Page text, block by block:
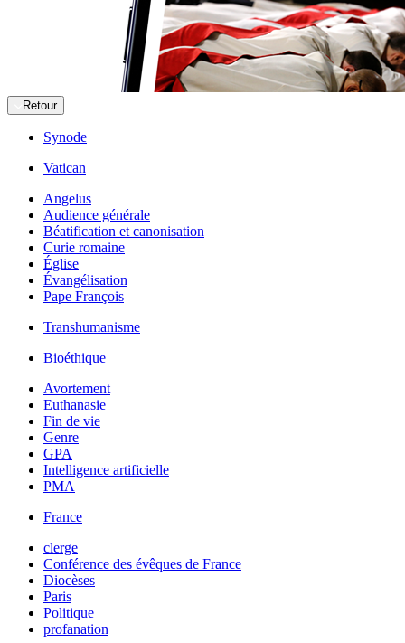
Retour
Synode
Vatican
Angelus
Audience générale
Béatification et canonisation
Curie romaine
Église
Évangélisation
Pape François
Transhumanisme
Bioéthique
Avortement
Euthanasie
Fin de vie
Genre
GPA
Intelligence artificielle
PMA
France
clerge
Conférence des évêques de France
Diocèses
Paris
Politique
profanation